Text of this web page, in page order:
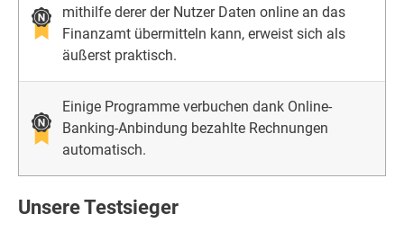
mithilfe derer der Nutzer Daten online an das
Finanzamt übermitteln kann, erweist sich als
äußerst praktisch.
Einige Programme verbuchen dank Online-
Banking-Anbindung bezahlte Rechnungen
automatisch.
Unsere Testsieger